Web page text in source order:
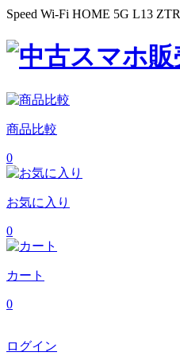
Speed Wi-Fi HOME 5G L13
商品比較
0
お気に入り
0
カート
0
ログイン